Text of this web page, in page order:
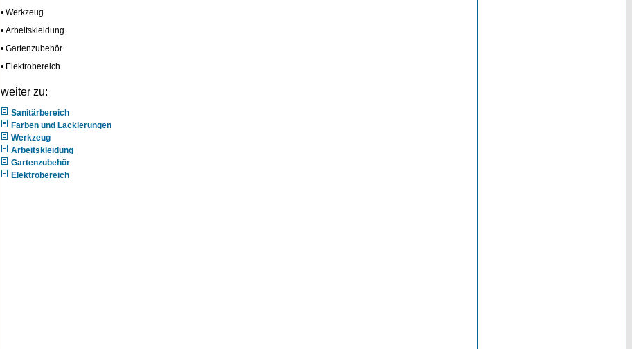
• Werkzeug
• Arbeitskleidung
• Gartenzubehör
• Elektrobereich
weiter zu:
Sanitärbereich
Farben und Lackierungen
Werkzeug
Arbeitskleidung
Gartenzubehör
Elektrobereich